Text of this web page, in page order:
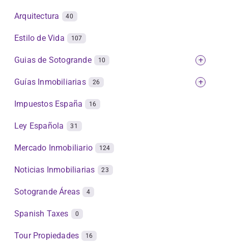
Arquitectura 40
Estilo de Vida 107
Guias de Sotogrande 10 +
Guías Inmobiliarias 26 +
Impuestos España 16
Ley Española 31
Mercado Inmobiliario 124
Noticias Inmobiliarias 23
Sotogrande Áreas 4
Spanish Taxes 0
Tour Propiedades 16